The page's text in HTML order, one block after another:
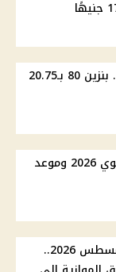
أسعار الوقود في مصر اليوم .. بنزين 80 بـ20.75
موقف ترحيل إجازة المولد النبوي 2026 وموعد
سعر الدولار اليوم السبت 8 أغسطس 2026..